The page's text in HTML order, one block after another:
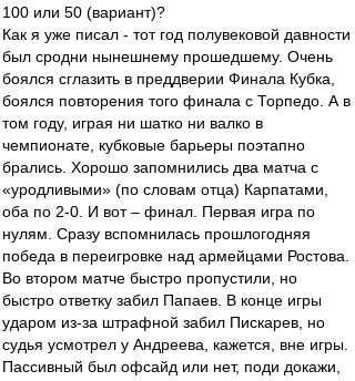
100 или 50 (вариант)?
Как я уже писал - тот год полувековой давности
был сродни нынешнему прошедшему. Очень
боялся сглазить в преддверии Финала Кубка,
боялся повторения того финала с Торпедо. А в
том году, играя ни шатко ни валко в
чемпионате, кубковые барьеры поэтапно
брались. Хорошо запомнились два матча с
«уродливыми» (по словам отца) Карпатами,
оба по 2-0. И вот – финал. Первая игра по
нулям. Сразу вспомнилась прошлогодняя
победа в переигровке над армейцами Ростова.
Во втором матче быстро пропустили, но
быстро ответку забил Папаев. В конце игры
ударом из-за штрафной забил Пискарев, но
судья усмотрел у Андреева, кажется, вне игры.
Пассивный был офсайд или нет, поди докажи,